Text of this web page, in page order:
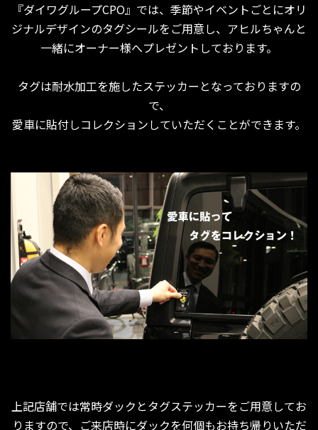
『ダイワグループCPO』では、季節やイベントごとにオリ
ジナルデザインのタグシールをご用意し、アヒルちゃんと
一緒にオーナー様へプレゼントしております。
タグは耐水加工を施したステッカーとなっておりますの
で、
愛車に貼付しコレクションしていただくことができます。
上記店舗では常時ダックとタグステッカーをご用意してお
りますので、ご来店時にダックを何個もお持ち帰りいただ